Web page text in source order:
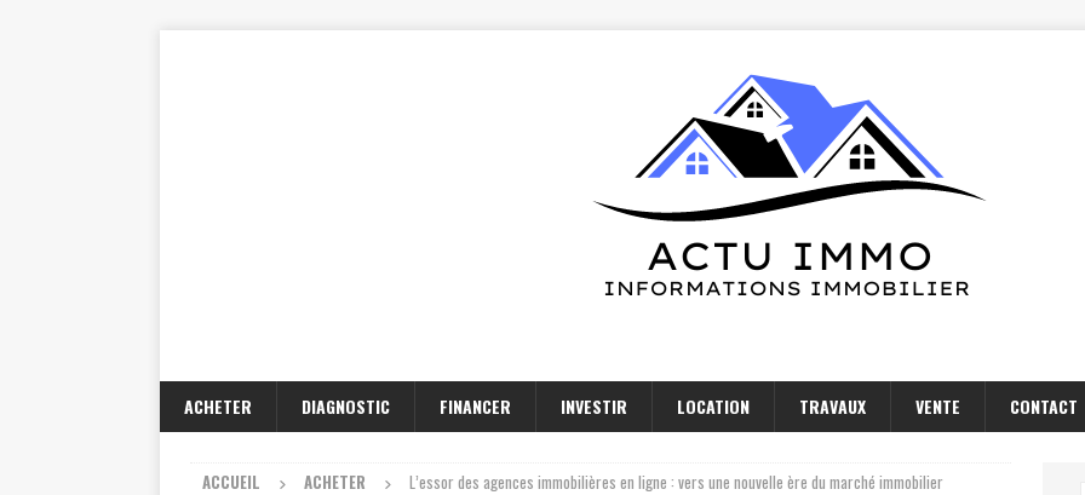
ACHETER DIAGNOSTIC FINANCER INVESTIR LOCATION TRAVAUX VENTE CONTACT
ACCUEIL ACHETER L’essor des agences immobilières en ligne : vers une nouvelle ère du marché immobilier